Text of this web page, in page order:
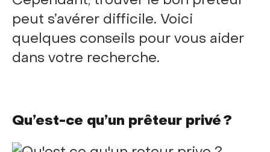
peut s’avérer difficile. Voici
quelques conseils pour vous aider
dans votre recherche.
Qu’est-ce qu’un prêteur privé ?